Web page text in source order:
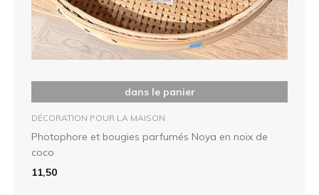
dans le panier
DÉCORATION POUR LA MAISON
Photophore et bougies parfumés Noya en noix de
coco
11,50